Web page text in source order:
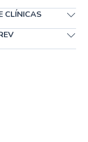
CLÍNICAS